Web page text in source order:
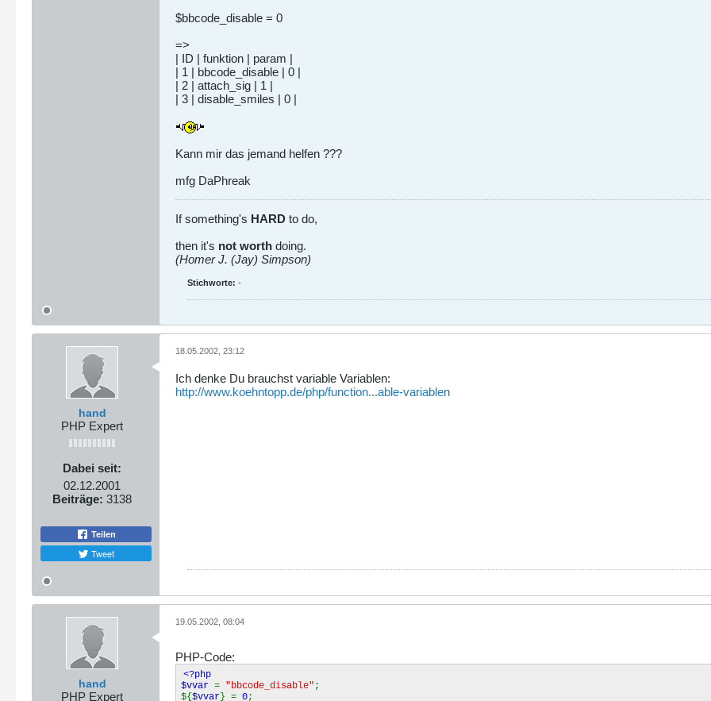
$bbcode_disable = 0
=>
| ID | funktion | param |
| 1 | bbcode_disable | 0 |
| 2 | attach_sig | 1 |
| 3 | disable_smiles | 0 |
Kann mir das jemand helfen ???
mfg DaPhreak
If something's HARD to do,
then it's not worth doing.
(Homer J. (Jay) Simpson)
Stichworte: -
hand
PHP Expert
Dabei seit:
02.12.2001
Beiträge: 3138
Teilen
Tweet
18.05.2002, 23:12
Ich denke Du brauchst variable Variablen:
http://www.koehntopp.de/php/function...able-variablen
hand
PHP Expert
19.05.2002, 08:04
PHP-Code:
<?php
$vvar = "bbcode_disable" ;
${$vvar} = 0;